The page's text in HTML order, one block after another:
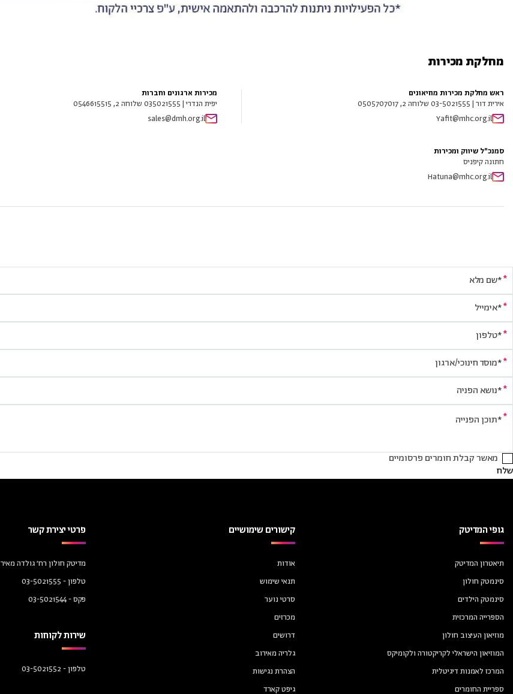
מחלקת מכירות
ראש מחלקת מכירות מוזיאונים
אירית דור | 03-5021555 שלוחה 2, 0505707017
Yafit@mhc.org.il
מכירות ארגונים וחברות
יפית הנדרי | 035021555 שלוחה 2, 0546615515
sales@dmh.org.il
סמנכ"ל שיווק ומכירות
חתונה קיפניס
Hatuna@mhc.org.il
מאשר קבלת חומרים פרסומיים
שלח
גופי המדיטק
תיאטרון המדיטק
סינמטק חולון
סינמטק הילדים
הספרייה המרכזית
מוזיאון העיצוב חולון
המוזיאון הישראלי לקריקטורה ולקומיקס
המרכז לאמנות דיגיטלית
ספריית החומרים
קישורים שימושיים
אודות
תנאי שימוש
סרטי נוער
מכרזים
דרושים
גלריה מאירוב
הצהרת נגישות
גיפט קארד
פרטי יצירת קשר
מדיטק חולון רח׳ גולדה מאיר 6 חולון 58458
טלפון - 03-5021555
פקס -03-5021544
שירות לקוחות
טלפון - 03-5021552